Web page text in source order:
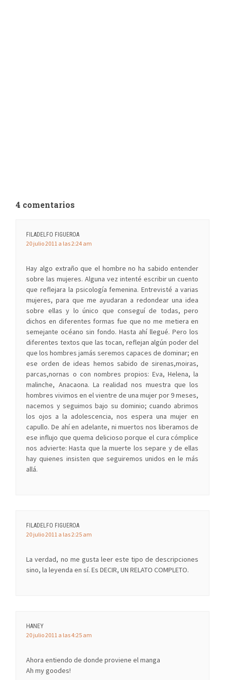
4 comentarios
FILADELFO FIGUEROA
20 julio 2011 a las 2:24 am
Hay algo extraño que el hombre no ha sabido entender
sobre las mujeres. Alguna vez intenté escribir un cuento
que reflejara la psicología femenina. Entrevisté a varias
mujeres, para que me ayudaran a redondear una idea
sobre ellas y lo único que conseguí de todas, pero
dichos en diferentes formas fue que no me metiera en
semejante océano sin fondo. Hasta ahí llegué. Pero los
diferentes textos que las tocan, reflejan algún poder del
que los hombres jamás seremos capaces de dominar; en
ese orden de ideas hemos sabido de sirenas,moiras,
parcas,nornas o con nombres propios: Eva, Helena, la
malinche, Anacaona. La realidad nos muestra que los
hombres vivimos en el vientre de una mujer por 9 meses,
nacemos y seguimos bajo su dominio; cuando abrimos
los ojos a la adolescencia, nos espera una mujer en
capullo. De ahí en adelante, ni muertos nos liberamos de
ese influjo que quema delicioso porque el cura cómplice
nos advierte: Hasta que la muerte los separe y de ellas
hay quienes insisten que seguiremos unidos en le más
allá.
FILADELFO FIGUEROA
20 julio 2011 a las 2:25 am
La verdad, no me gusta leer este tipo de descripciones
sino, la leyenda en sí. Es DECIR, UN RELATO COMPLETO.
HANEY
20 julio 2011 a las 4:25 am
Ahora entiendo de donde proviene el manga
Ah my goodes!